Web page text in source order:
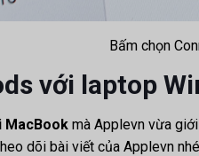
Bấm chọn
với laptop
MacBook mà Applevn vừa
dõi bài viết của Applevn